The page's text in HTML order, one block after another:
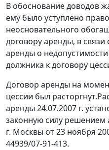
В обоснование доводов
ему было уступлено
неосновательного
договору аренды, в
аренды о недопустимости
должника к договору
Договор аренды на
цессии был
аренды 24.07.2007 г.
законную силу решением
г. Москвы от 23 ноября
44939/07-91-413.